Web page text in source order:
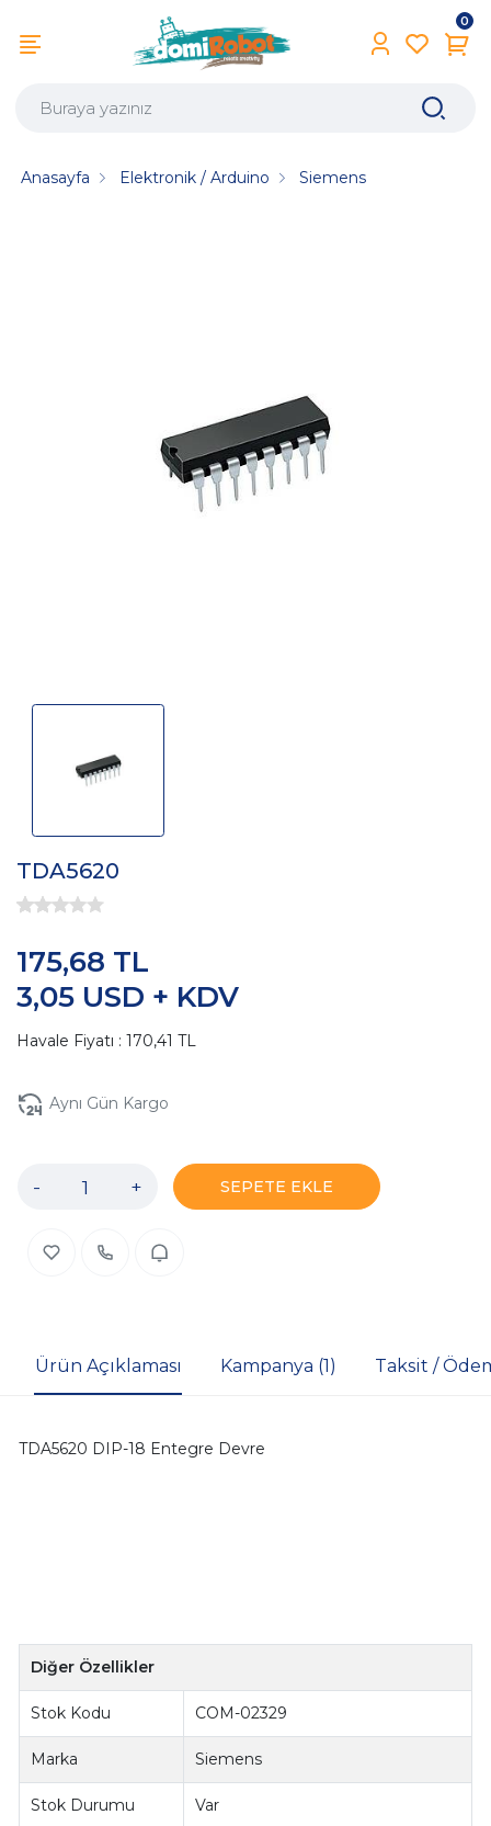
0
Anasayfa Elektronik / Arduino Siemens
TDA5620
3,05 USD + KDV
175,68 TL
Havale Fiyatı : 170,41 TL
Aynı Gün Kargo
- + SEPETE EKLE
Ürün Açıklaması Kampanya (1) Taksit /
TDA5620 DIP-18 Entegre Devre
Diğer Özellikler
Stok Kodu COM-02329
Marka Siemens
Stok Durumu Var